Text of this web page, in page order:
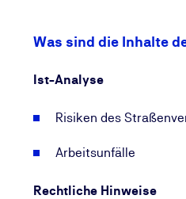
Was sind die Inhalte
Ist-Analyse
Risiken des
Arbeitsunfälle
Rechtliche Hinweise